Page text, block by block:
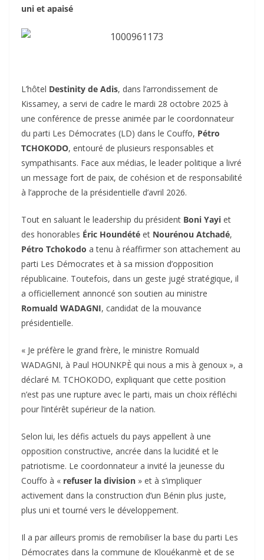
uni et apaisé
L’hôtel Destinity de Adis, dans l’arrondissement de
Kissamey, a servi de cadre le mardi 28 octobre 2025 à
une conférence de presse animée par le coordonnateur
du parti Les Démocrates (LD) dans le Couffo, Pétro
TCHOKODO, entouré de plusieurs responsables et
sympathisants. Face aux médias, le leader politique a livré
un message fort de paix, de cohésion et de responsabilité
à l’approche de la présidentielle d’avril 2026.
‎Tout en saluant le leadership du président Boni Yayi et
des honorables Éric Houndété et Nourénou Atchadé,
Pétro Tchokodo a tenu à réaffirmer son attachement au
parti Les Démocrates et à sa mission d’opposition
républicaine. Toutefois, dans un geste jugé stratégique, il
a officiellement annoncé son soutien au ministre
Romuald WADAGNI, candidat de la mouvance
présidentielle.
‎« Je préfère le grand frère, le ministre Romuald
WADAGNI, à Paul HOUNKPÈ qui nous a mis à genoux », a
déclaré M. TCHOKODO, expliquant que cette position
n’est pas une rupture avec le parti, mais un choix réfléchi
pour l’intérêt supérieur de la nation.
‎Selon lui, les défis actuels du pays appellent à une
opposition constructive, ancrée dans la lucidité et le
patriotisme. Le coordonnateur a invité la jeunesse du
Couffo à « refuser la division » et à s’impliquer
activement dans la construction d’un Bénin plus juste,
plus uni et tourné vers le développement.
‎Il a par ailleurs promis de remobiliser la base du parti Les
Démocrates dans la commune de Klouékanmè et de se